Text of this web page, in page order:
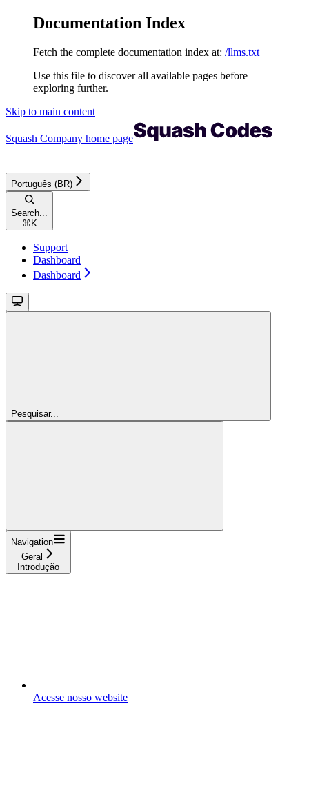
Documentation Index
Fetch the complete documentation index at: /llms.txt
Use this file to discover all available pages before
exploring further.
Skip to main content
Squash Company home page
Português (BR)
Search...
⌘ K
Support
Dashboard
Dashboard
Pesquisar...
Navigation
Geral
Introdução
Acesse nosso website